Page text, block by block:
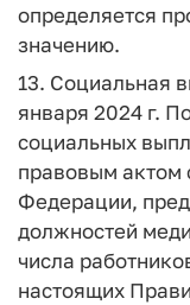
определяется
значению.
13. Социальная
января 2024 г.
социальных
правовым актом
Федерации,
должностей
числа
настоящих